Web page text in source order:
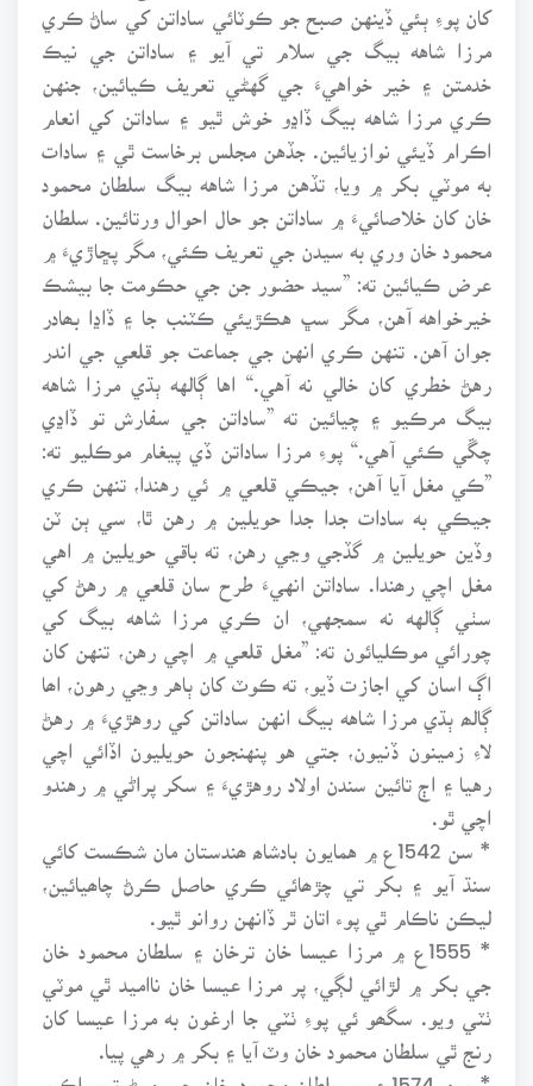
کان پوءِ ٻئي ڏينهن صبح جو ڪوٽائي ساداتن کي ساڻ ڪري
مرزا شاهه بيگ جي سلام تي آيو ۽ ساداتن جي نيڪ
خدمتن ۽ خير خواهيءَ جي گهڻي تعريف ڪيائين، جنهن
ڪري مرزا شاهه بيگ ڏاڍو خوش ٿيو ۽ ساداتن کي انعام
اڪرام ڏيئي نوازيائين. جڏهن مجلس برخاست ٿي ۽ سادات
به موٽي بکر ۾ ويا، تڏهن مرزا شاهه بيگ سلطان محمود
خان کان خلاصائيءَ ۾ ساداتن جو حال احوال ورتائين. سلطان
محمود خان وري به سيدن جي تعريف ڪئي، مگر پڇاڙيءَ ۾
عرض ڪيائين ته: ”سيد حضور جن جي حڪومت جا بيشڪ
خيرخواهه آهن، مگر سڀ هڪڙيئي ڪٽنب جا ۽ ڏاڍا بھادر
جوان آهن. تنهن ڪري انهن جي جماعت جو قلعي جي اندر
رهڻ خطري کان خالي نه آهي.“ اها ڳالهه ٻڌي مرزا شاهه
بيگ مرڪيو ۽ چيائين ته ”ساداتن جي سفارش تو ڏاڍي
چڱي ڪئي آهي.“ پوءِ مرزا ساداتن ڏي پيغام موڪليو ته:
”ڪي مغل آيا آهن، جيڪي قلعي ۾ ئي رهندا، تنهن ڪري
جيڪي به سادات جدا جدا حويلين ۾ رهن ٿا، سي ٻن ٽن
وڏين حويلين ۾ گڏجي وڃي رهن، ته باقي حويلين ۾ اهي
مغل اچي رھندا. ساداتن انهيءَ طرح سان قلعي ۾ رهڻ کي
سٺي ڳالهه نه سمجهي، ان ڪري مرزا شاهه بيگ کي
چورائي موڪليائون ته: ”مغل قلعي ۾ اچي رهن، تنهن کان
اڳ اسان کي اجازت ڏيو، ته ڪوٽ کان ٻاهر وڃي رهون، اھا
ڳالھ ٻڌي مرزا شاهه بيگ انهن ساداتن کي روهڙيءَ ۾ رهڻ
لاءِ زمينون ڏنيون، جتي هو پنهنجون حويليون اڏائي اچي
رهيا ۽ اڄ تائين سندن اولاد روهڙيءَ ۽ سکر پراڻي ۾ رهندو
اچي ٿو.
* سن 1542ع ۾ همايون بادشاھ ھندستان مان شڪست کائي
سنڌ آيو ۽ بکر تي چڙھائي ڪري حاصل ڪرڻ چاھيائين،
ليڪن ناڪام ٿي پوء اتان ٿر ڏانهن روانو ٿيو.
* 1555ع ۾ مرزا عيسا خان ترخان ۽ سلطان محمود خان
جي بکر ۾ لڙائي لڳي، پر مرزا عيسا خان نااميد ٿي موٽي
ٺٽي ويو. سگھو ئي پوءِ ٺٽي جا ارغون به مرزا عيسا کان
رنج ٿي سلطان محمود خان وٽ آيا ۽ بکر ۾ رهي پيا.
* سن 1574ع ۾ سلطان محمود خان جي مرڻ تي، اڪبر